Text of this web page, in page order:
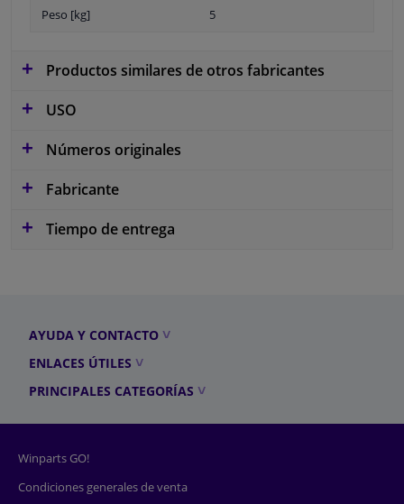
Peso [kg] 5
Productos similares de otros fabricantes
USO
Números originales
Fabricante
Tiempo de entrega
AYUDA Y CONTACTO
ENLACES ÚTILES
PRINCIPALES CATEGORÍAS
Winparts GO!
Condiciones generales de venta